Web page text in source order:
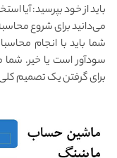
باید از خود بپرسید: آیا
می‌دانید برای شروع
شما باید با انجام
سودآور است یا خیر. شما
برای گرفتن یک تصمیم